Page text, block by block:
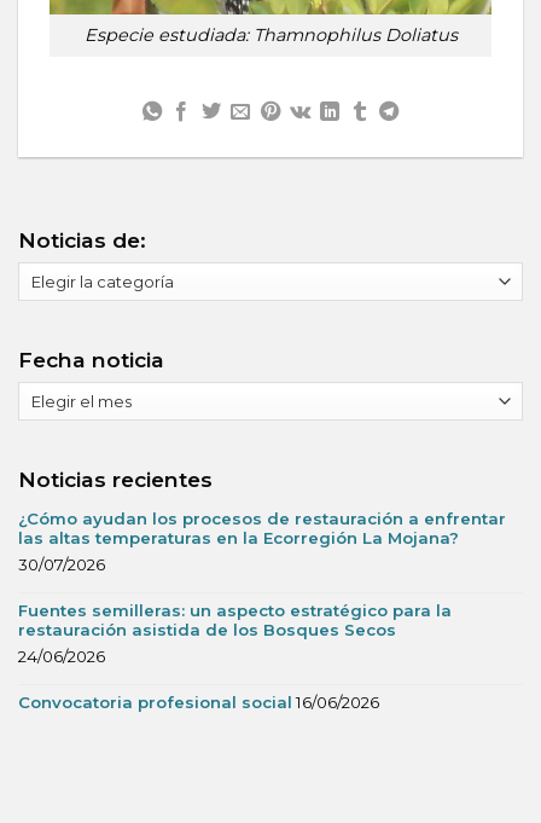
Especie estudiada: Thamnophilus Doliatus
Noticias de:
Noticias
de:
Fecha noticia
noticia
Noticias recientes
¿Cómo ayudan los procesos de restauración a enfrentar
las altas temperaturas en la Ecorregión La Mojana?
30/07/2026
Fuentes semilleras: un aspecto estratégico para la
restauración asistida de los Bosques Secos
24/06/2026
Convocatoria profesional social 16/06/2026